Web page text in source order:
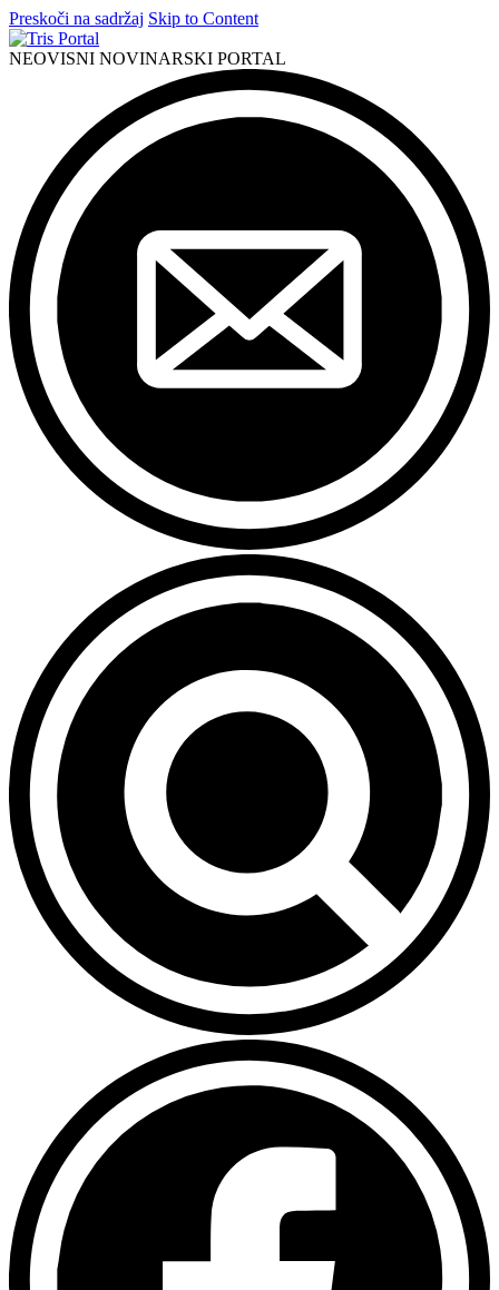
Preskoči na sadržaj Skip to Content
NEOVISNI NOVINARSKI PORTAL